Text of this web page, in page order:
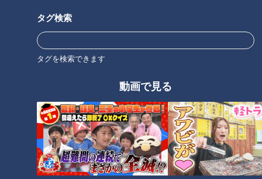
タグ検索
タグを検索できます
動画で見る
後3:49～5:50放送（金曜は午後4:50～5:50放送）。
ホームページ
オススメ関連コンテンツ